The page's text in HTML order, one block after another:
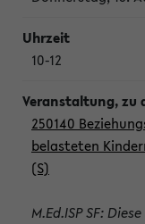
10-12
250140
belasteten
(S)
M.Ed.ISP SF: